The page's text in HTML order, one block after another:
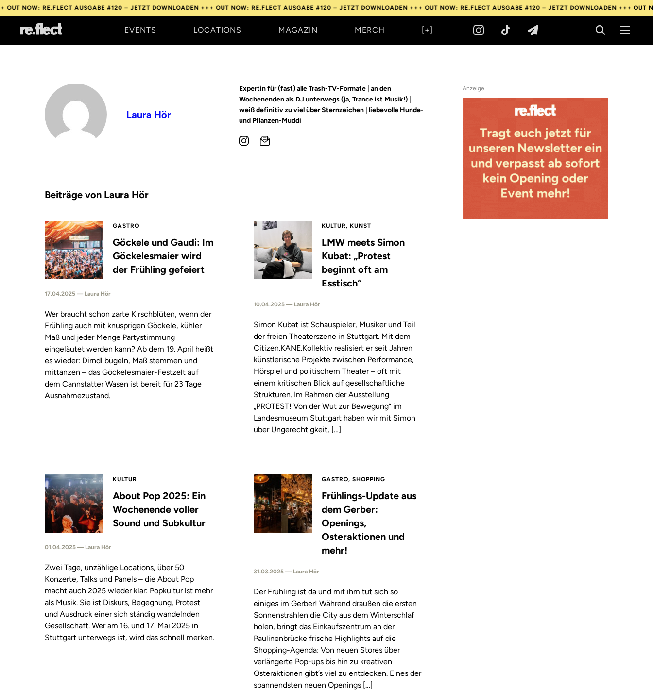
RE.FLECT AUSGABE #120 – JETZT DOWNLOADEN +++OUT NOW: RE.FLECT AUSGABE #120 – JETZT DOWNLOADEN +++OUT NOW: RE.FLECT AUSGABE #120 – JETZT DOWNLOADEN +++OUT NOW:
EVENTS LOCATIONS MAGAZIN MERCH [+]
Laura Hör
Expertin für (fast) alle Trash-TV-Formate | an den
Wochenenden als DJ unterwegs (ja, Trance ist Musik!) |
weiß definitiv zu viel über Sternzeichen | liebevolle Hunde-
und Pflanzen-Muddi
Beiträge von Laura Hör
GASTRO
Göckele und Gaudi: Im
Göckelesmaier wird
der Frühling gefeiert
17.04.2025 — Laura Hör
Wer braucht schon zarte Kirschblüten, wenn der
Frühling auch mit knusprigen Göckele, kühler
Maß und jeder Menge Partystimmung
eingeläutet werden kann? Ab dem 19. April heißt
es wieder: Dirndl bügeln, Maß stemmen und
mittanzen – das Göckelesmaier-Festzelt auf
dem Cannstatter Wasen ist bereit für 23 Tage
Ausnahmezustand.
KULTUR, KUNST
LMW meets Simon
Kubat: „Protest
beginnt oft am
Esstisch“
10.04.2025 — Laura Hör
Simon Kubat ist Schauspieler, Musiker und Teil
der freien Theaterszene in Stuttgart. Mit dem
Citizen.KANE.Kollektiv realisiert er seit Jahren
künstlerische Projekte zwischen Performance,
Hörspiel und politischem Theater – oft mit
einem kritischen Blick auf gesellschaftliche
Strukturen. Im Rahmen der Ausstellung
„PROTEST! Von der Wut zur Bewegung“ im
Landesmuseum Stuttgart haben wir mit Simon
über Ungerechtigkeit, […]
KULTUR
About Pop 2025: Ein
Wochenende voller
Sound und Subkultur
01.04.2025 — Laura Hör
Zwei Tage, unzählige Locations, über 50
Konzerte, Talks und Panels – die About Pop
macht auch 2025 wieder klar: Popkultur ist mehr
als Musik. Sie ist Diskurs, Begegnung, Protest
und Ausdruck einer sich ständig wandelnden
Gesellschaft. Wer am 16. und 17. Mai 2025 in
Stuttgart unterwegs ist, wird das schnell merken.
GASTRO, SHOPPING
Frühlings-Update aus
dem Gerber:
Openings,
Osteraktionen und
mehr!
31.03.2025 — Laura Hör
Der Frühling ist da und mit ihm tut sich so
einiges im Gerber! Während draußen die ersten
Sonnenstrahlen die City aus dem Winterschlaf
holen, bringt das Einkaufszentrum an der
Paulinenbrücke frische Highlights auf die
Shopping-Agenda: Von neuen Stores über
verlängerte Pop-ups bis hin zu kreativen
Osteraktionen gibt’s viel zu entdecken. Eines der
spannendsten neuen Openings […]
Anzeige